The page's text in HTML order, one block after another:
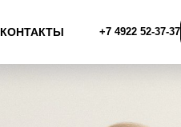
КОНТАКТЫ +7 4922 52-37-37